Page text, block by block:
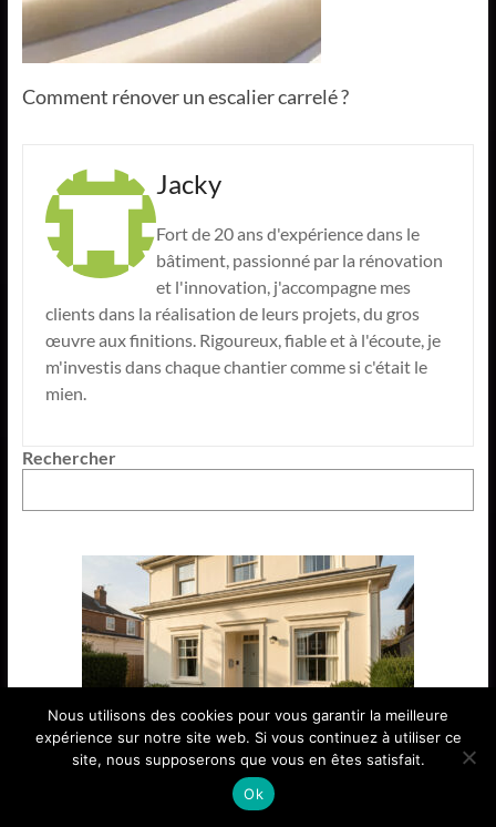
Comment rénover un escalier carrelé ?
Jacky
Fort de 20 ans d'expérience dans le
bâtiment, passionné par la rénovation
et l'innovation, j'accompagne mes
clients dans la réalisation de leurs projets, du gros
œuvre aux finitions. Rigoureux, fiable et à l'écoute, je
m'investis dans chaque chantier comme si c'était le
mien.
Rechercher
Les 7 éléments de façade maison à prévoir pour une
Nous utilisons des cookies pour vous garantir la meilleure
expérience sur notre site web. Si vous continuez à utiliser ce
site, nous supposerons que vous en êtes satisfait.
Ok